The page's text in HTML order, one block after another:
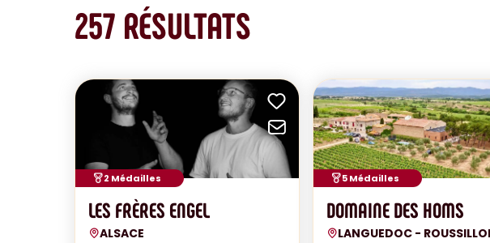
257 RÉSULTATS
LES FRÈRES ENGEL
2 Médailles
ALSACE
Ajouter aux favoris
Envoyer par mail
DOMAINE DES HOMS
5 Médailles
LANGUEDOC -